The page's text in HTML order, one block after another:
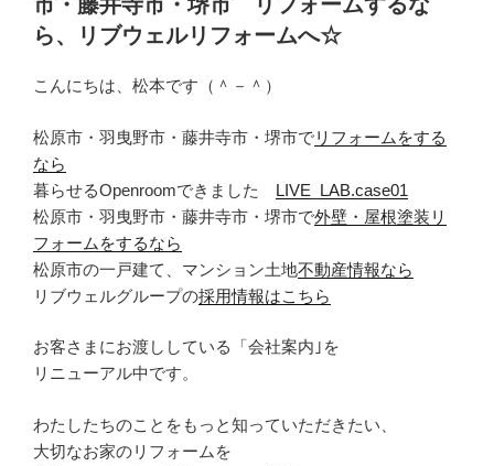
ら、リブウェルリフォームへ☆
こんにちは、松本です（＾－＾）
松原市・羽曳野市・藤井寺市・堺市でリフォームをする
なら
暮らせるOpenroomできました LIVE_LAB.case01
松原市・羽曳野市・藤井寺市・堺市で外壁・屋根塗装リ
フォームをするなら
松原市の一戸建て、マンション土地不動産情報なら
リブウェルグループの採用情報はこちら
お客さまにお渡ししている「会社案内｣を
リニューアル中です。
わたしたちのことをもっと知っていただきたい、
大切なお家のリフォームを